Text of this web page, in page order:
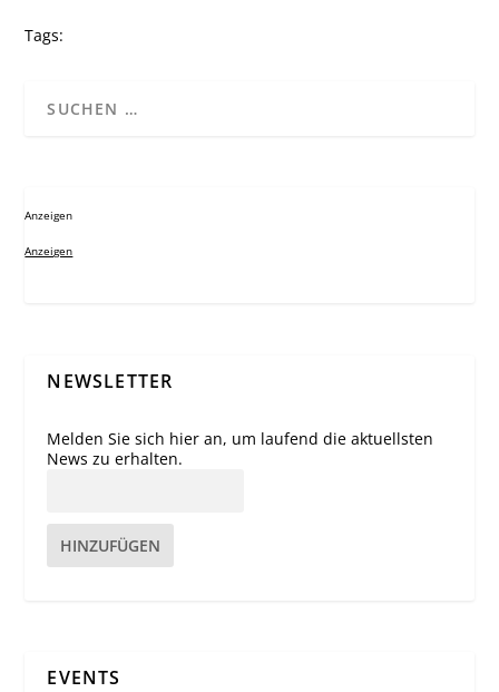
Tags:
Anzeigen
Anzeigen
NEWSLETTER
Melden Sie sich hier an, um laufend die aktuellsten
News zu erhalten.
HINZUFÜGEN
EVENTS